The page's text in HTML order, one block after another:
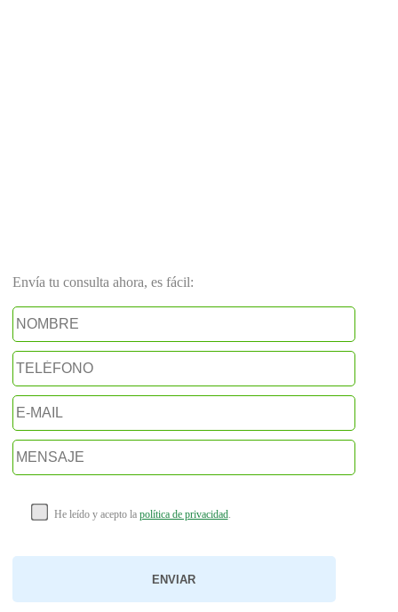
Envía tu consulta ahora, es fácil:
He leído y acepto la política de privacidad.